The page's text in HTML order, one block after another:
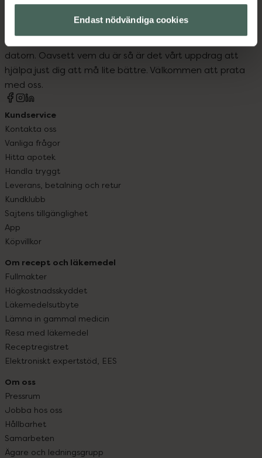
Endast nödvändiga cookies
Kronans Apotek finns här för dig. Du hittar oss från Skåne i
syd till Lappland i norr, och online i mobilen och på
datorn. Oavsett vem du är så är det vårt uppdrag att
hjälpa just dig att må lite bättre. Välkommen att prata
med oss.
Kundservice
Kontakta oss
Vanliga frågor
Hitta apotek
Handla tryggt
Leverans, betalning och retur
Kundklubb
Sajtens tillgänglighet
App
Köpvillkor
Om recept och läkemedel
Fullmakter
Högkostnadsskyddet
Läkemedelsutbyte
Lämna in gammal medicin
Resa med läkemedel
Receptregistret
Elektroniskt expertstöd, EES
Om oss
Pressrum
Jobba hos oss
Hållbarhet
Samarbeten
Ägare och ledningsgrupp